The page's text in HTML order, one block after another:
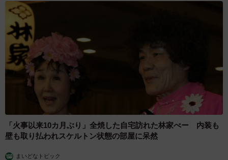
「火事以来10カ月ぶり」全焼した自宅訪れた林家ぺー 内装も
壁も取り払われスケルトン状態の部屋に呆然
まいどなトピック